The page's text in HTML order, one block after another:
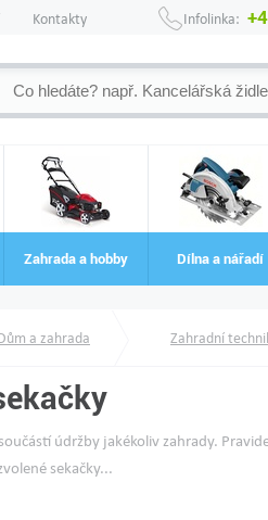
Kontakty Infolinka:
Zahrada a hobby Dílna a nářadí
a zahrada Zahradní
údržby jakékoliv zahrady.
sekačky...